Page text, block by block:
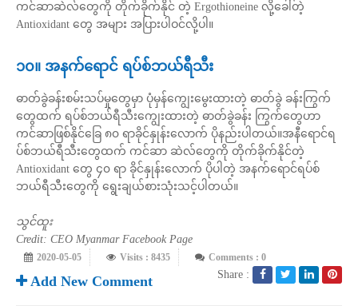
ကင်ဆာဆဲလ်တွေကို တိုက်ခိုက်နိုင် တဲ့ Ergothioneine လို့ခေါ်တဲ့
Antioxidant တွေ အများ အပြားပါဝင်လို့ပါ။
၁၀။ အနက်ရောင် ရပ်စ်ဘယ်ရီသီး
ဓာတ်ခွဲခန်းစမ်းသပ်မှုတွေမှာ ပုံမှန်ကျွေးမွေးထားတဲ့ ဓာတ်ခွဲ ခန်းကြွက်
တွေထက် ရပ်စ်ဘယ်ရီသီးကျွေးထားတဲ့ ဓာတ်ခွဲခန်း ကြွက်တွေဟာ
ကင်ဆာဖြစ်နိုင်ခြေ ၈၀ ရာခိုင်နှုန်းလောက် ပိုနည်းပါတယ်။အနီရောင်ရ
ပ်စ်ဘယ်ရီသီးတွေထက် ကင်ဆာ ဆဲလ်တွေကို တိုက်ခိုက်နိုင်တဲ့
Antioxidant တွေ ၄၀ ရာ ခိုင်နှုန်းလောက် ပိုပါတဲ့ အနက်ရောင်ရပ်စ်
ဘယ်ရီသီးတွေကို ရွေးချယ်စားသုံးသင့်ပါတယ်။
သွင်ထူး
Credit: CEO Myanmar Facebook Page
2020-05-05 Visits : 8435 Comments : 0
Share :
Add New Comment